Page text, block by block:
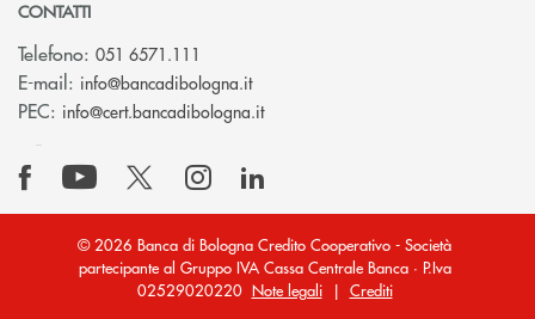
CONTATTI
Telefono: 051 6571.111
E-mail: info@bancadibologna.it(si apre l’app di posta elettronica)
PEC: info@cert.bancadibologna.it(si apre l’app di posta
© 2026 Banca di Bologna Credito Cooperativo - Società
partecipante al Gruppo IVA Cassa Centrale Banca · P.Iva
02529020220 Note legali| Crediti